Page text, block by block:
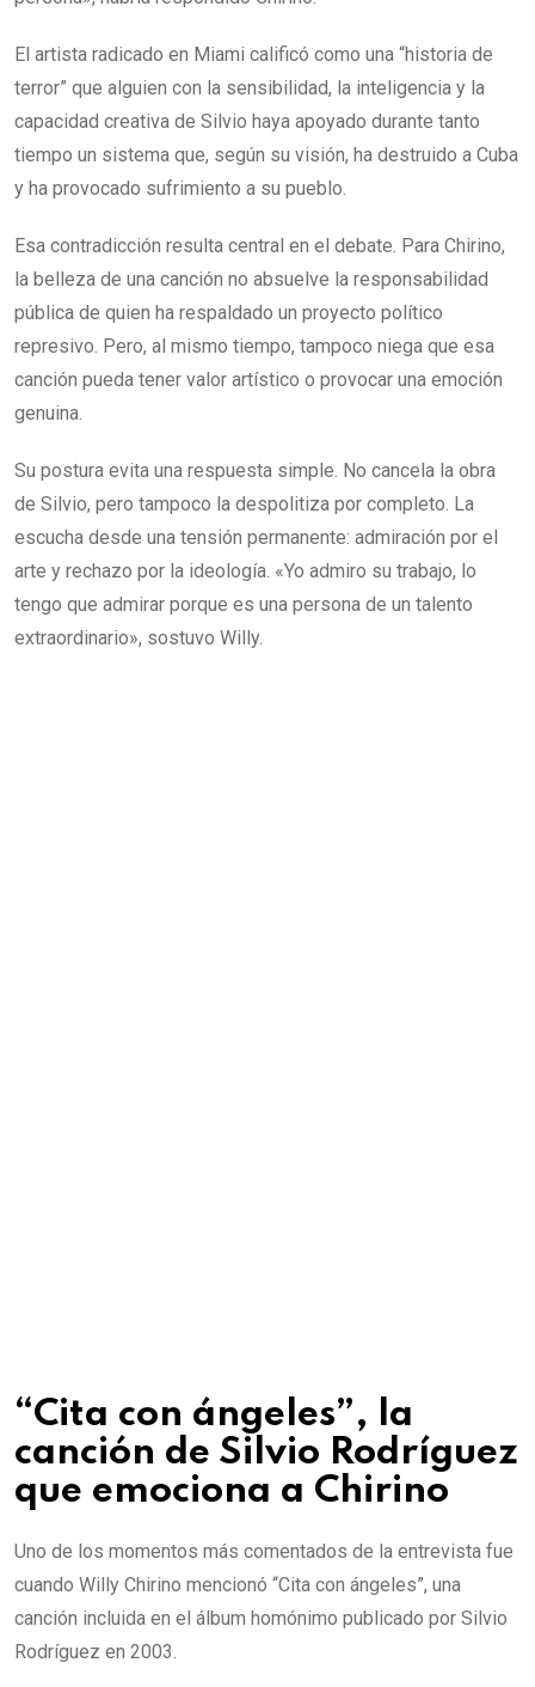
El artista radicado en Miami calificó como una “historia de
terror” que alguien con la sensibilidad, la inteligencia y la
capacidad creativa de Silvio haya apoyado durante tanto
tiempo un sistema que, según su visión, ha destruido a Cuba
y ha provocado sufrimiento a su pueblo.
Esa contradicción resulta central en el debate. Para Chirino,
la belleza de una canción no absuelve la responsabilidad
pública de quien ha respaldado un proyecto político
represivo. Pero, al mismo tiempo, tampoco niega que esa
canción pueda tener valor artístico o provocar una emoción
genuina.
Su postura evita una respuesta simple. No cancela la obra
de Silvio, pero tampoco la despolitiza por completo. La
escucha desde una tensión permanente: admiración por el
arte y rechazo por la ideología. «Yo admiro su trabajo, lo
tengo que admirar porque es una persona de un talento
extraordinario», sostuvo Willy.
“Cita con ángeles”, la
canción de Silvio Rodríguez
que emociona a Chirino
Uno de los momentos más comentados de la entrevista fue
cuando Willy Chirino mencionó “Cita con ángeles”, una
canción incluida en el álbum homónimo publicado por Silvio
Rodríguez en 2003.